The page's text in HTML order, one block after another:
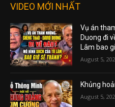
VIDEO MỚI NHẤT
Vụ án
Duong đi
Lâm bao
August 5,
Khủng
August 5,